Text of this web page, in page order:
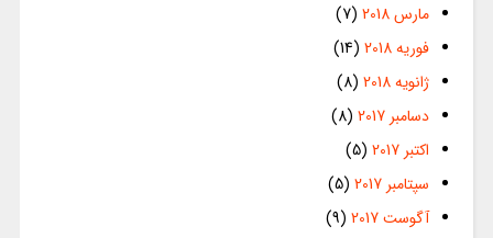
مارس 2018
(7)
فوریه 2018
(14)
ژانویه 2018
(8)
دسامبر 2017
(8)
اکتبر 2017
(5)
سپتامبر 2017
(5)
آگوست 2017
(9)